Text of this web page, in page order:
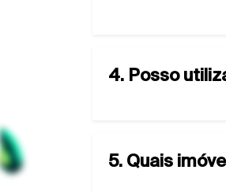
4. Posso
5. Quais